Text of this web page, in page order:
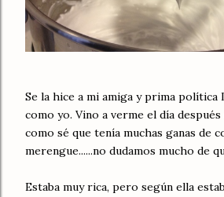
Se la hice a mi amiga y prima política
como yo. Vino a verme el día
como sé que tenía muchas ganas de
merengue......no dudamos mucho de
Estaba muy rica, pero según ella